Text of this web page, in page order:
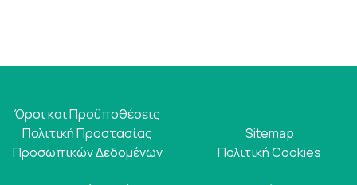
Όροι και Προϋποθέσεις
Πολιτική Προστασίας
Προσωπικών Δεδομένων
Sitemap
Πολιτική Cookies